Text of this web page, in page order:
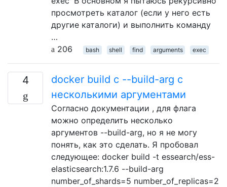
просмотреть каталог (если у него есть
другие каталоги) и выполнить команду
…
206
bash shell find arguments exec
4
docker build с --build-arg с
несколькими аргументами
Согласно документации , для флага
можно определить несколько
аргументов --build-arg, но я не могу
понять, как это сделать. Я пробовал
следующее: docker build -t essearch/ess-
elasticsearch:1.7.6 --build-arg
number_of_shards=5 number_of_replicas=2